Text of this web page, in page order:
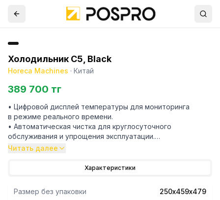
Холодильник С5, Black
Horeca Machines · Китай
389 700 тг
• Цифровой дисплей температуры для мониторинга
в режиме реального времени.
• Автоматическая чистка для круглосуточного
обслуживания и упрощения эксплуатации.
• Интеллектуальная система контроля температуры
приготовления высококачественных кофейно-молочных
с предупреждением о необходимости пополнить
Читать далее
Характеристики
Размер без упаковки 250х459х479